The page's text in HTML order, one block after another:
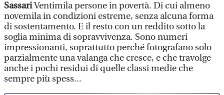
SassariVentimila persone in povertà. Di cui almeno
novemila in condizioni estreme, senza alcuna forma
di sostentamento. E il resto con un reddito sotto la
soglia minima di sopravvivenza. Sono numeri
impressionanti, soprattutto perché fotografano solo
parzialmente una valanga che cresce, e che travolge
anche i pochi residui di quelle classi medie che
sempre più spess...